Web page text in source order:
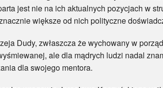
jest nie na ich aktualnych pozycjach w
większe od nich polityczne
zwłaszcza że wychowany w
ale dla mądrych ludzi nadal
dla swojego mentora.